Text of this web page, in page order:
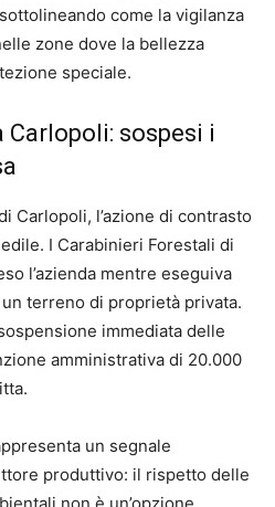
come la vigilanza
zone dove la bellezza
speciale.
sospesi i
Carlopoli, l’azione di contrasto
I Carabinieri Forestali di
l’azienda mentre eseguiva
terreno di proprietà privata.
immediata delle
amministrativa di 20.000
un segnale
produttivo: il rispetto delle